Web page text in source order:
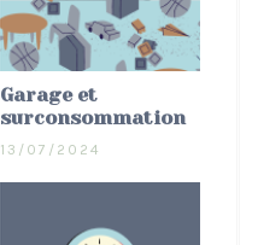
Garage et
surconsommation
13/07/2024